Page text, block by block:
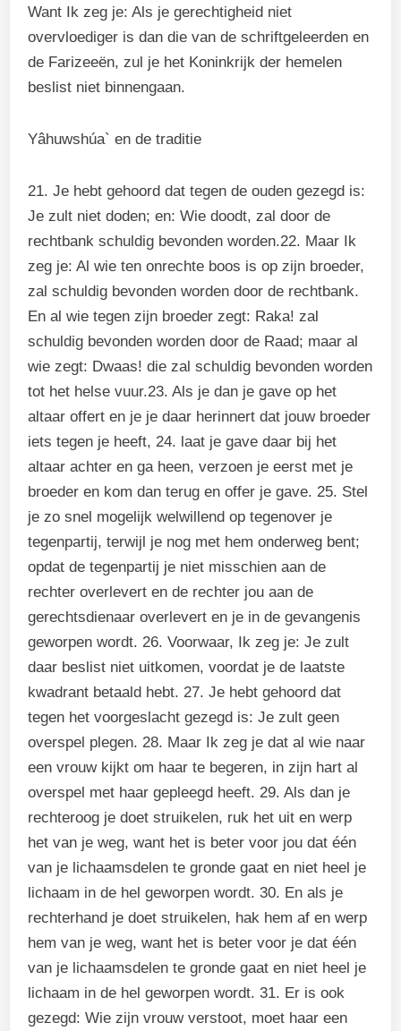
Want Ik zeg je: Als je gerechtigheid niet
overvloediger is dan die van de schriftgeleerden en
de Farizeeën, zul je het Koninkrijk der hemelen
beslist niet binnengaan.
Yâhuwshúa` en de traditie
21. Je hebt gehoord dat tegen de ouden gezegd is:
Je zult niet doden; en: Wie doodt, zal door de
rechtbank schuldig bevonden worden.22. Maar Ik
zeg je: Al wie ten onrechte boos is op zijn broeder,
zal schuldig bevonden worden door de rechtbank.
En al wie tegen zijn broeder zegt: Raka! zal
schuldig bevonden worden door de Raad; maar al
wie zegt: Dwaas! die zal schuldig bevonden worden
tot het helse vuur.23. Als je dan je gave op het
altaar offert en je je daar herinnert dat jouw broeder
iets tegen je heeft, 24. laat je gave daar bij het
altaar achter en ga heen, verzoen je eerst met je
broeder en kom dan terug en offer je gave. 25. Stel
je zo snel mogelijk welwillend op tegenover je
tegenpartij, terwijl je nog met hem onderweg bent;
opdat de tegenpartij je niet misschien aan de
rechter overlevert en de rechter jou aan de
gerechtsdienaar overlevert en je in de gevangenis
geworpen wordt. 26. Voorwaar, Ik zeg je: Je zult
daar beslist niet uitkomen, voordat je de laatste
kwadrant betaald hebt. 27. Je hebt gehoord dat
tegen het voorgeslacht gezegd is: Je zult geen
overspel plegen. 28. Maar Ik zeg je dat al wie naar
een vrouw kijkt om haar te begeren, in zijn hart al
overspel met haar gepleegd heeft. 29. Als dan je
rechteroog je doet struikelen, ruk het uit en werp
het van je weg, want het is beter voor jou dat één
van je lichaamsdelen te gronde gaat en niet heel je
lichaam in de hel geworpen wordt. 30. En als je
rechterhand je doet struikelen, hak hem af en werp
hem van je weg, want het is beter voor je dat één
van je lichaamsdelen te gronde gaat en niet heel je
lichaam in de hel geworpen wordt. 31. Er is ook
gezegd: Wie zijn vrouw verstoot, moet haar een